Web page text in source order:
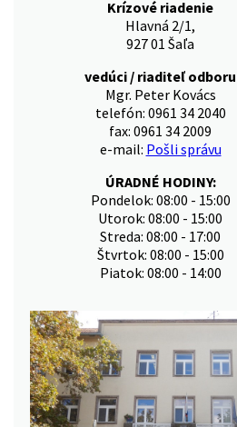
Krízové riadenie
Hlavná 2/1,
927 01 Šaľa
vedúci / riaditeľ odboru
Mgr. Peter Kovács
telefón: 0961 34 2040
fax: 0961 34 2009
e-mail: Pošli správu
ÚRADNÉ HODINY:
Pondelok: 08:00 - 15:00
Utorok: 08:00 - 15:00
Streda: 08:00 - 17:00
Štvrtok: 08:00 - 15:00
Piatok: 08:00 - 14:00